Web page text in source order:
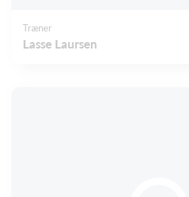
Træner
Lasse Laursen